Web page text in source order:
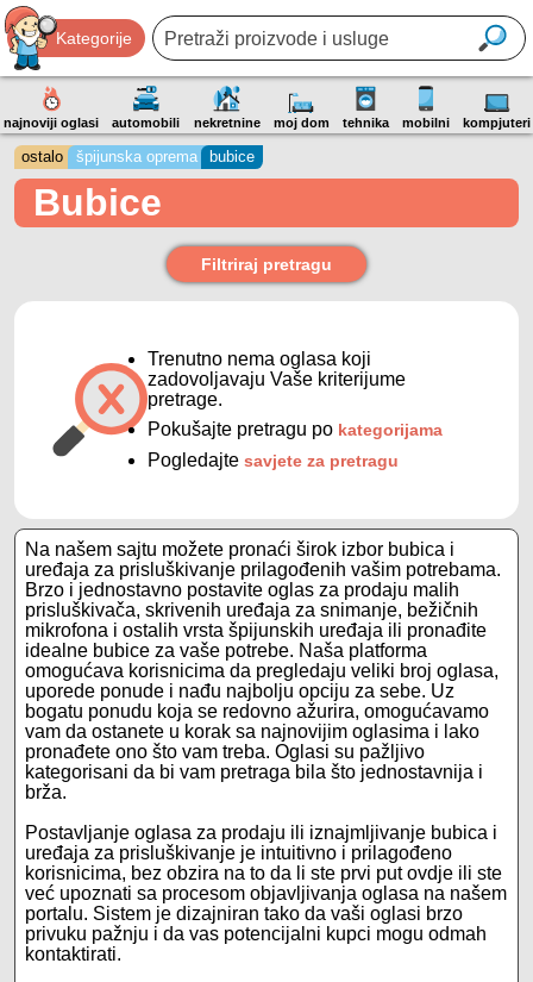
Kategorije
najnoviji oglasi automobili nekretnine moj dom tehnika mobilni kompjuteri
ostalo špijunska oprema bubice
Bubice
Filtriraj pretragu
Trenutno nema oglasa koji
zadovoljavaju Vaše kriterijume
pretrage.
Pokušajte pretragu po kategorijama
Pogledajte savjete za pretragu
Na našem sajtu možete pronaći širok izbor bubica i
uređaja za prisluškivanje prilagođenih vašim potrebama.
Brzo i jednostavno postavite oglas za prodaju malih
prisluškivača, skrivenih uređaja za snimanje, bežičnih
mikrofona i ostalih vrsta špijunskih uređaja ili pronađite
idealne bubice za vaše potrebe. Naša platforma
omogućava korisnicima da pregledaju veliki broj oglasa,
uporede ponude i nađu najbolju opciju za sebe. Uz
bogatu ponudu koja se redovno ažurira, omogućavamo
vam da ostanete u korak sa najnovijim oglasima i lako
pronađete ono što vam treba. Oglasi su pažljivo
kategorisani da bi vam pretraga bila što jednostavnija i
brža.
Postavljanje oglasa za prodaju ili iznajmljivanje bubica i
uređaja za prisluškivanje je intuitivno i prilagođeno
korisnicima, bez obzira na to da li ste prvi put ovdje ili ste
već upoznati sa procesom objavljivanja oglasa na našem
portalu. Sistem je dizajniran tako da vaši oglasi brzo
privuku pažnju i da vas potencijalni kupci mogu odmah
kontaktirati.